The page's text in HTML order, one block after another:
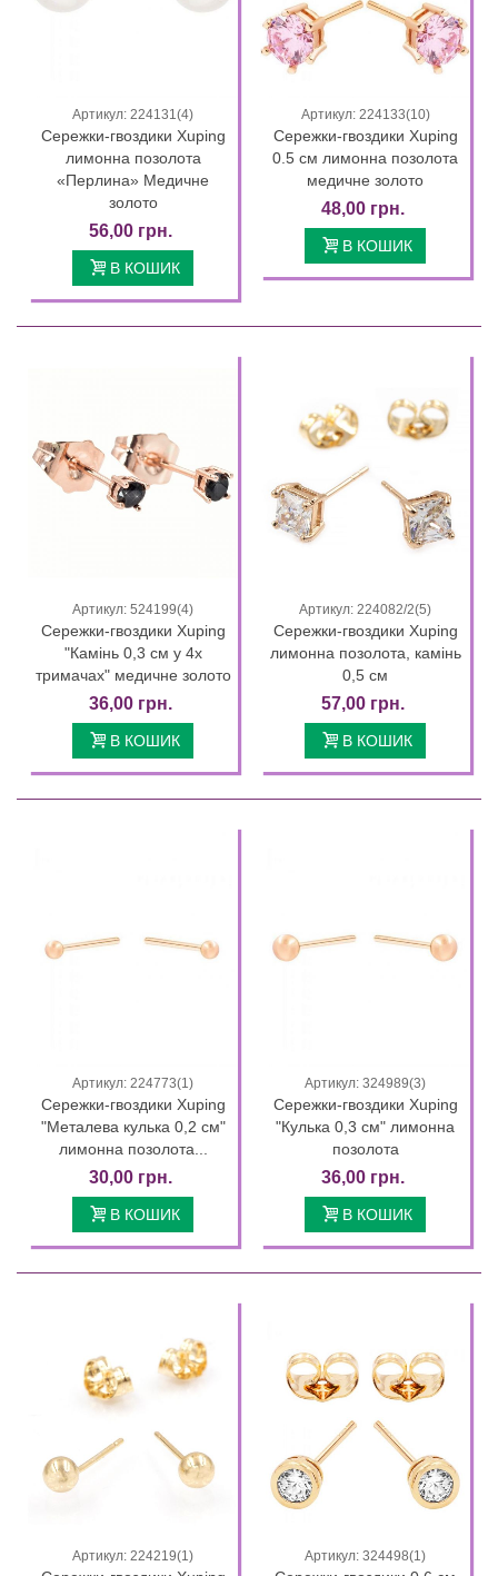
Артикул: 224131(4)
Сережки-гвоздики Xuping
лимонна позолота
«Перлина» Медичне
золото
56,00 грн.
В КОШИК
Артикул: 224133(10)
Сережки-гвоздики Xuping
0.5 см лимонна позолота
медичне золото
48,00 грн.
В КОШИК
Артикул: 524199(4)
Сережки-гвоздики Xuping
"Камінь 0,3 см у 4х
тримачах" медичне золото
36,00 грн.
В КОШИК
Артикул: 224082/2(5)
Сережки-гвоздики Xuping
лимонна позолота, камінь
0,5 см
57,00 грн.
В КОШИК
Артикул: 224773(1)
Сережки-гвоздики Xuping
"Металева кулька 0,2 см"
лимонна позолота...
30,00 грн.
В КОШИК
Артикул: 324989(3)
Сережки-гвоздики Xuping
"Кулька 0,3 см" лимонна
позолота
36,00 грн.
В КОШИК
Артикул: 224219(1) Артикул: 324498(1)